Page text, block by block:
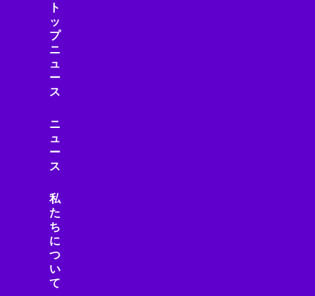
ト
ッ
プ
ニ
ュ
ー
ス
ニ
ュ
ー
ス
私
た
ち
に
つ
い
て